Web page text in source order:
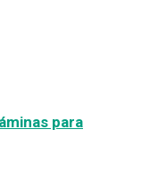
para